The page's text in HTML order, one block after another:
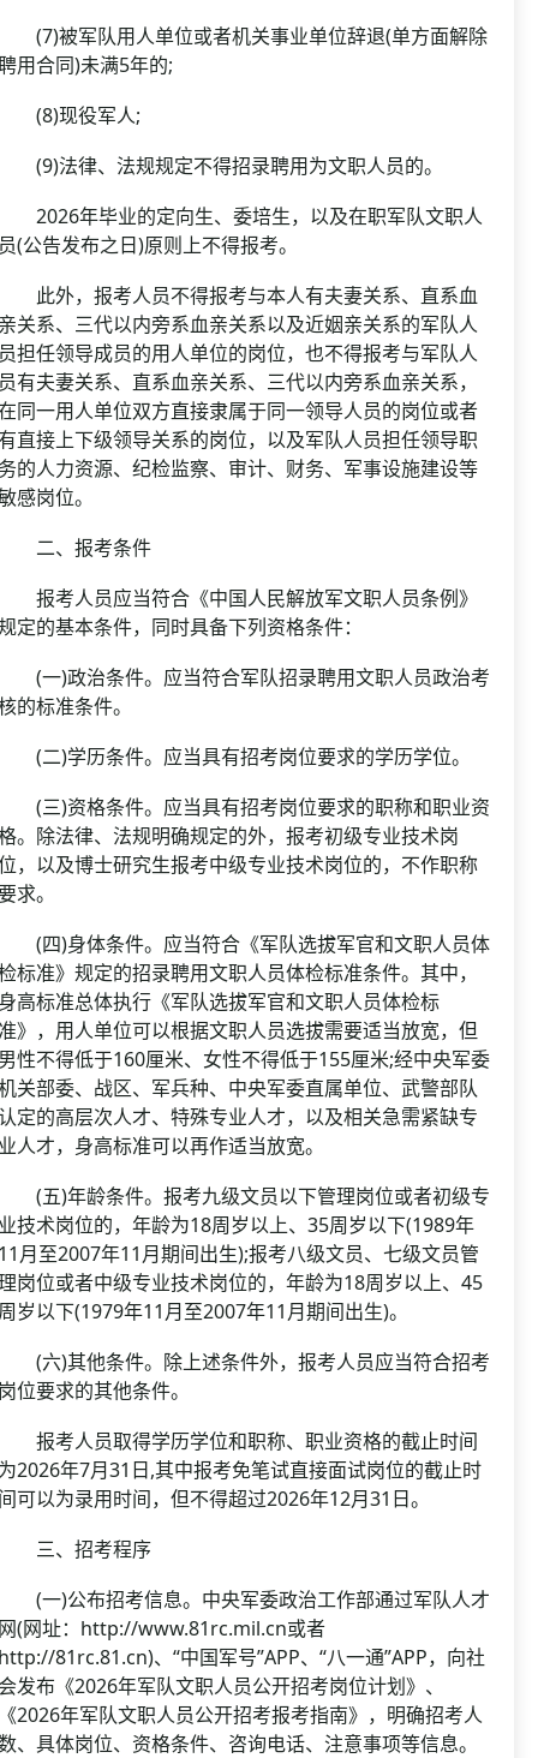
被军队用人单位或者机关事业单位辞退(单方面解除
用合同)未满5年的;
现役军人;
法律、法规规定不得招录聘用为文职人员的。
年毕业的定向生、委培生，以及在职军队文职人
(公告发布之日)原则上不得报考。
外，报考人员不得报考与本人有夫妻关系、直系血
关系、三代以内旁系血亲关系以及近姻亲关系的军队人
担任领导成员的用人单位的岗位，也不得报考与军队人
有夫妻关系、直系血亲关系、三代以内旁系血亲关系，
同一用人单位双方直接隶属于同一领导人员的岗位或者
直接上下级领导关系的岗位，以及军队人员担任领导职
的人力资源、纪检监察、审计、财务、军事设施建设等
感岗位。
、报考条件
考人员应当符合《中国人民解放军文职人员条例》
定的基本条件，同时具备下列资格条件：
一)政治条件。应当符合军队招录聘用文职人员政治考
的标准条件。
二)学历条件。应当具有招考岗位要求的学历学位。
三)资格条件。应当具有招考岗位要求的职称和职业资
。除法律、法规明确规定的外，报考初级专业技术岗
，以及博士研究生报考中级专业技术岗位的，不作职称
求。
四)身体条件。应当符合《军队选拔军官和文职人员体
标准》规定的招录聘用文职人员体检标准条件。其中，
高标准总体执行《军队选拔军官和文职人员体检标
》，用人单位可以根据文职人员选拔需要适当放宽，但
性不得低于160厘米、女性不得低于155厘米;经中央军委
关部委、战区、军兵种、中央军委直属单位、武警部队
定的高层次人才、特殊专业人才，以及相关急需紧缺专
人才，身高标准可以再作适当放宽。
五)年龄条件。报考九级文员以下管理岗位或者初级专
技术岗位的，年龄为18周岁以上、35周岁以下(1989年
月至2007年11月期间出生);报考八级文员、七级文员管
岗位或者中级专业技术岗位的，年龄为18周岁以上、45
岁以下(1979年11月至2007年11月期间出生)。
六)其他条件。除上述条件外，报考人员应当符合招考
位要求的其他条件。
考人员取得学历学位和职称、职业资格的截止时间
2026年7月31日,其中报考免笔试直接面试岗位的截止时
可以为录用时间，但不得超过2026年12月31日。
、招考程序
一)公布招考信息。中央军委政治工作部通过军队人才
(网址：http://www.81rc.mil.cn或者
81rc.81.cn)、“中国军号”APP、“八一通”APP，向社
发布《2026年军队文职人员公开招考岗位计划》、
2026年军队文职人员公开招考报考指南》，明确招考人
、具体岗位、资格条件、咨询电话、注意事项等信息。